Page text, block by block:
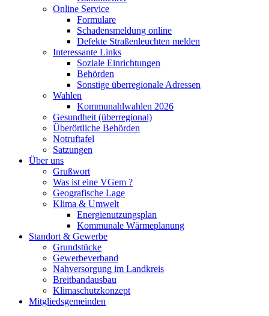
Online Service
Formulare
Schadensmeldung online
Defekte Straßenleuchten melden
Interessante Links
Soziale Einrichtungen
Behörden
Sonstige überregionale Adressen
Wahlen
Kommunahlwahlen 2026
Gesundheit (überregional)
Überörtliche Behörden
Notruftafel
Satzungen
Über uns
Grußwort
Was ist eine VGem ?
Geografische Lage
Klima & Umwelt
Energienutzungsplan
Kommunale Wärmeplanung
Standort & Gewerbe
Grundstücke
Gewerbeverband
Nahversorgung im Landkreis
Breitbandausbau
Klimaschutzkonzept
Mitgliedsgemeinden